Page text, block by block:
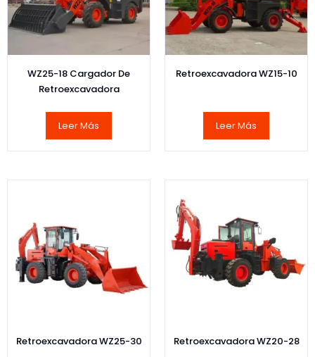
WZ25-18 Cargador De
Retroexcavadora
Leer Más
Retroexcavadora WZ15-10
Leer Más
Retroexcavadora WZ25-30 Retroexcavadora WZ20-28